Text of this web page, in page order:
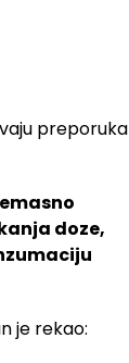
preporuka
doze,
je rekao: